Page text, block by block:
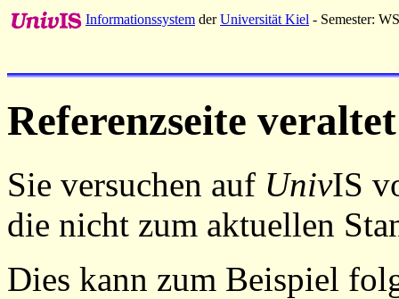
Informationssystem derUniversität Kiel - Semester:
Referenzseite veraltet
Sie versuchen auf UnivIS
die nicht zum aktuellen
Dies kann zum Beispiel